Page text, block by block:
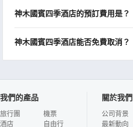
神木國賓四季酒店的預訂費用是？
神木國賓四季酒店能否免費取消？
我們的產品
旅行團
酒店
機票
自由行
關於我們
公司背景
最新動向